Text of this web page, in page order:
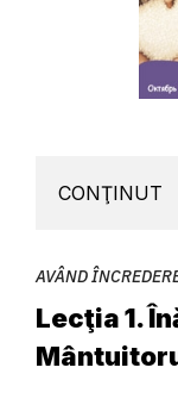
CONŢINUT
AVÂND
Lecţia 1.